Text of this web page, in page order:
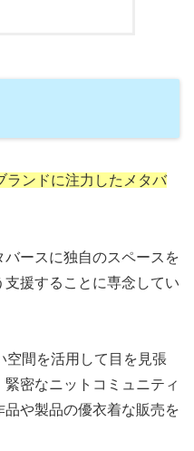
ランドに注力したメタバ
ースに独自のスペースを
援することに専念してい
空間を活用して目を見張
密なニットコミュニティ
や製品の優衣着な販売を